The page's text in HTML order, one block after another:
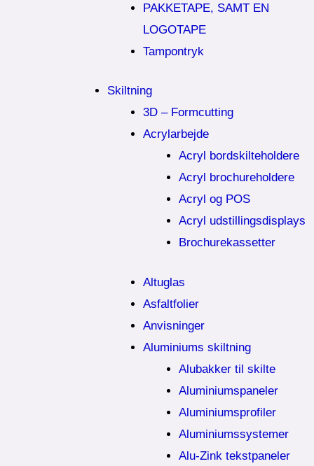
PAKKETAPE, SAMT EN
LOGOTAPE
Tampontryk
Skiltning
3D – Formcutting
Acrylarbejde
Acryl bordskilteholdere
Acryl brochureholdere
Acryl og POS
Acryl udstillingsdisplays
Brochurekassetter
Altuglas
Asfaltfolier
Anvisninger
Aluminiums skiltning
Alubakker til skilte
Aluminiumspaneler
Aluminiumsprofiler
Aluminiumssystemer
Alu-Zink tekstpaneler